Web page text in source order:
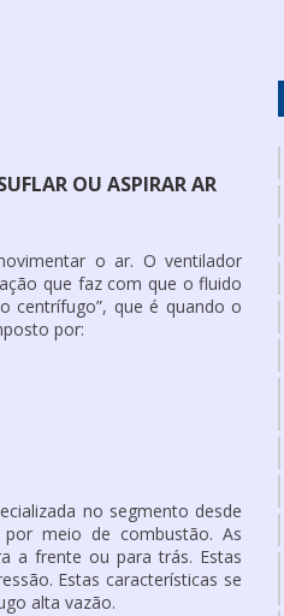
OU ASPIRAR AR
o ar. O ventilador
que faz com que o fluido
centrífugo”, que é quando o
por:
no segmento desde
meio de combustão. As
a frente ou para trás. Estas
Estas características se
alta vazão.